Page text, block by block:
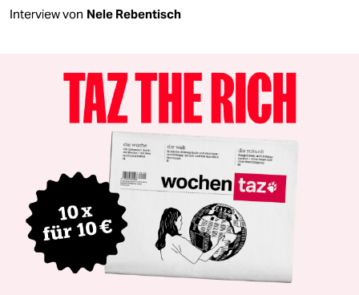
Interview von Nele Rebentisch